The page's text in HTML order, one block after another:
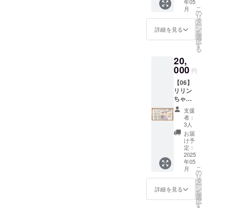
タを、
一足先
にお届
■「アン
ジーさ
ん」立
ち絵早
期配布
イラス
トレー
ター
「MtU
」様に
よる
「アン
ジーさ
ん」立
ち絵
体公開
より一
（通常
画質）
ラン名
とお礼
を記載
した
データ
です。
■「アン
ジーさ
ん」ロ
ゴ早期
配布
「アン
ジーさ
ん」の
ロゴ
マーク
タを、
全体公
ヤッペ
ン様）
メール
にてダ
ウン
ロード
す。
■Ci-en
ラン
「メン
バーズ
シッ
プ・
ゴール
ド」1か
月間無
料体験
コード
セット
クリエ
イター
支援サ
タセッ
ト・ス
タン
ダー
ド】
タセッ
トプラ
ン・ス
タン
ダー
ド」と
同一内
容の
データ
特典で
す。 ※
データ
形式の
リター
ンは、
メール
にてダ
年05
月
詳細を見る
こ
の
リ
タ
ー
ン
を
選
択
す
る
20,
000 円
【06】
リリン
ちゃん
＆クロ
ワちゃ
ん応援
プラン
（20,00
0円）
■【デー
タセッ
ト・ス
タン
ダー
ド】
支援
者：
3人
お届
け予
定：
2025
年05
月
詳細を見る
こ
の
リ
タ
ー
ン
を
選
択
す